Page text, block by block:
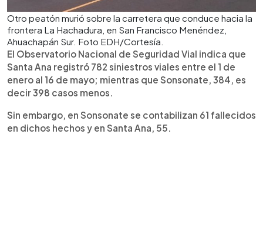
Otro peatón murió sobre la carretera que conduce hacia la
frontera La Hachadura, en San Francisco Menéndez,
Ahuachapán Sur. Foto EDH/Cortesía.
El Observatorio Nacional de Seguridad Vial indica que
Santa Ana registró 782 siniestros viales entre el 1 de
enero al 16 de mayo; mientras que Sonsonate, 384, es
decir 398 casos menos.
Sin embargo, en Sonsonate se contabilizan 61 fallecidos
en dichos hechos y en Santa Ana, 55.